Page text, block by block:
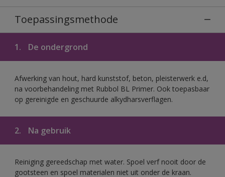
Toepassingsmethode
1. De ondergrond
Afwerking van hout, hard kunststof, beton, pleisterwerk e.d,
na voorbehandeling met Rubbol BL Primer. Ook toepasbaar
op gereinigde en geschuurde alkydharsverflagen.
2. Na gebruik
Reiniging gereedschap met water. Spoel verf nooit door de
gootsteen en spoel materialen niet uit onder de kraan.